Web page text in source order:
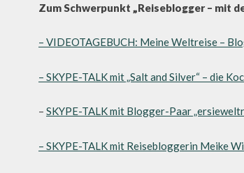
Zum Schwerpunkt „Reiseblogger – mit
– VIDEOTAGEBUCH: Meine Weltreise –
– SKYPE-TALK mit „Salt and Silver“ – die
– SKYPE-TALK mit Blogger-Paar
– SKYPE-TALK mit Reisebloggerin Meike